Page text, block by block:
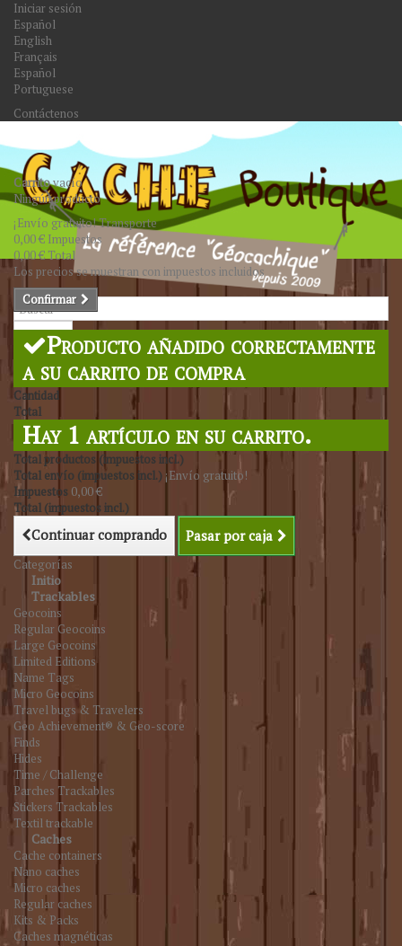
Iniciar sesión
Español
English
Français
Español
Portuguese
Contáctenos
Buscar
Carritovacío
Ningún producto
¡Envío gratuito!Transporte
0,00 € Impuestos
0,00 €Total
Los precios se muestran con impuestos incluidos
Confirmar
Producto añadido correctamente
a su carrito de compra
Cantidad
Total
Hay 1 artículo en su carrito.
Total productos (impuestos incl.)
Total envío (impuestos incl.) ¡Envío gratuito!
Impuestos 0,00 €
Total (impuestos incl.)
Continuar comprando Pasar por caja
Categorías
Initio
Trackables
Geocoins
Regular Geocoins
Large Geocoins
Limited Editions
Name Tags
Micro Geocoins
Travel bugs & Travelers
Geo Achievement® & Geo-score
Finds
Hides
Time / Challenge
Parches Trackables
Stickers Trackables
Textil trackable
Caches
Cache containers
Nano caches
Micro caches
Regular caches
Kits & Packs
Caches magnéticas